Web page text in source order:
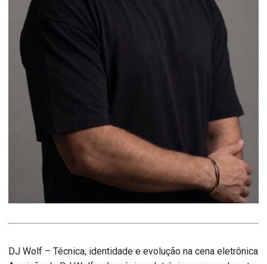
DJ Wolf – Técnica, identidade e evolução na cena eletrônica